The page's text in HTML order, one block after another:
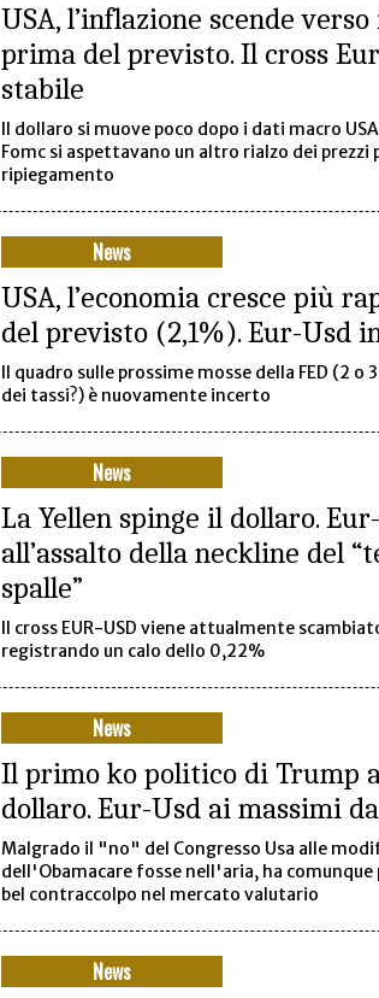
USA, l’inflazione scende
prima del previsto. Il cross
stabile
Il dollaro si muove poco dopo i dati macro
Fomc si aspettavano un altro rialzo dei prezzi
ripiegamento
News
USA, l’economia cresce più
del previsto (2,1%). Eur-Usd
Il quadro sulle prossime mosse della FED (2 o
dei tassi?) è nuovamente incerto
News
La Yellen spinge il dollaro.
all’assalto della neckline del
spalle”
Il cross EUR-USD viene attualmente
registrando un calo dello 0,22%
News
Il primo ko politico di Trump
dollaro. Eur-Usd ai massimi
Malgrado il "no" del Congresso Usa alle
dell'Obamacare fosse nell'aria, ha comunque
bel contraccolpo nel mercato valutario
News